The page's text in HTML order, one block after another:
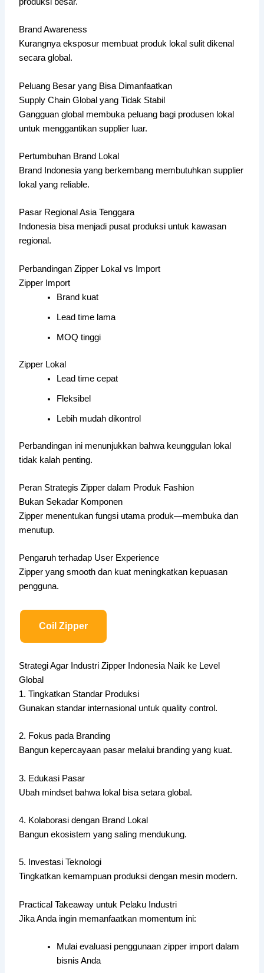
Brand Awareness
Kurangnya eksposur membuat produk lokal sulit dikenal
secara global.
Peluang Besar yang Bisa Dimanfaatkan
Supply Chain Global yang Tidak Stabil
Gangguan global membuka peluang bagi produsen lokal
untuk menggantikan supplier luar.
Pertumbuhan Brand Lokal
Brand Indonesia yang berkembang membutuhkan supplier
lokal yang reliable.
Pasar Regional Asia Tenggara
Indonesia bisa menjadi pusat produksi untuk kawasan
regional.
Perbandingan Zipper Lokal vs Import
Zipper Import
Brand kuat
Lead time lama
MOQ tinggi
Zipper Lokal
Lead time cepat
Fleksibel
Lebih mudah dikontrol
Perbandingan ini menunjukkan bahwa keunggulan lokal
tidak kalah penting.
Peran Strategis Zipper dalam Produk Fashion
Bukan Sekadar Komponen
Zipper menentukan fungsi utama produk—membuka dan
menutup.
Pengaruh terhadap User Experience
Zipper yang smooth dan kuat meningkatkan kepuasan
pengguna.
Coil Zipper
Strategi Agar Industri Zipper Indonesia Naik ke Level
Global
1. Tingkatkan Standar Produksi
Gunakan standar internasional untuk quality control.
2. Fokus pada Branding
Bangun kepercayaan pasar melalui branding yang kuat.
3. Edukasi Pasar
Ubah mindset bahwa lokal bisa setara global.
4. Kolaborasi dengan Brand Lokal
Bangun ekosistem yang saling mendukung.
5. Investasi Teknologi
Tingkatkan kemampuan produksi dengan mesin modern.
Practical Takeaway untuk Pelaku Industri
Jika Anda ingin memanfaatkan momentum ini:
Mulai evaluasi penggunaan zipper import dalam
bisnis Anda